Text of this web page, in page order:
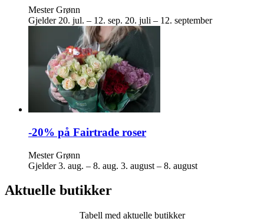
Mester Grønn
Gjelder 20. jul. – 12. sep. 20. juli – 12. september
-20% på Fairtrade roser
Mester Grønn
Gjelder 3. aug. – 8. aug. 3. august – 8. august
Aktuelle butikker
Tabell med aktuelle butikker